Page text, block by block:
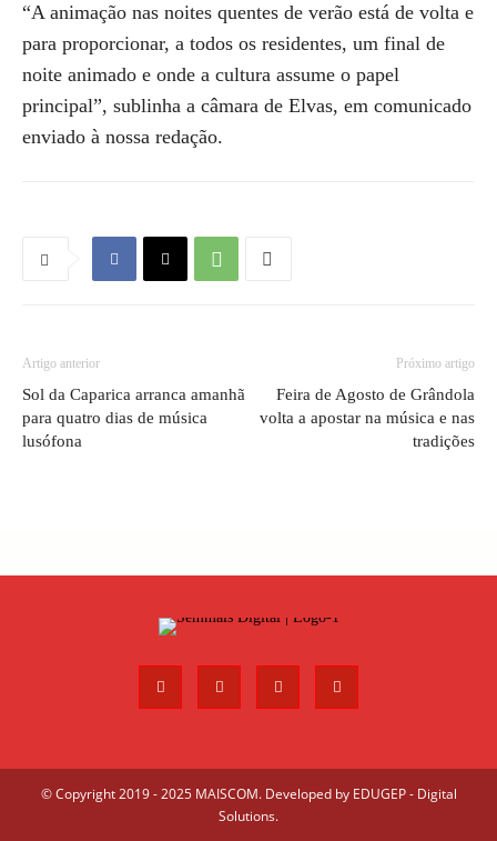
“A animação nas noites quentes de verão está de volta e
para proporcionar, a todos os residentes, um final de
noite animado e onde a cultura assume o papel
principal”, sublinha a câmara de Elvas, em comunicado
enviado à nossa redação.
Artigo anterior
Sol da Caparica arranca amanhã
para quatro dias de música
lusófona
Próximo artigo
Feira de Agosto de Grândola
volta a apostar na música e nas
tradições
© Copyright 2019 - 2025 MAISCOM. Developed by EDUGEP - Digital
Solutions.